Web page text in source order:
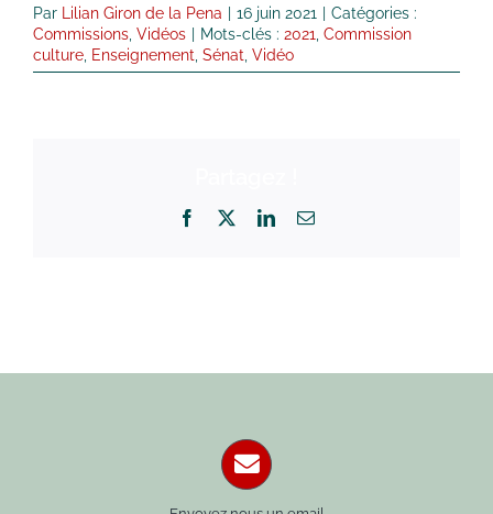
Par Lilian Giron de la Pena 16 juin 2021
Catégories :
Commissions Vidéos Mots-clés : 2021 Commission
culture Enseignement Sénat Vidéo
Facebook LinkedInEmail